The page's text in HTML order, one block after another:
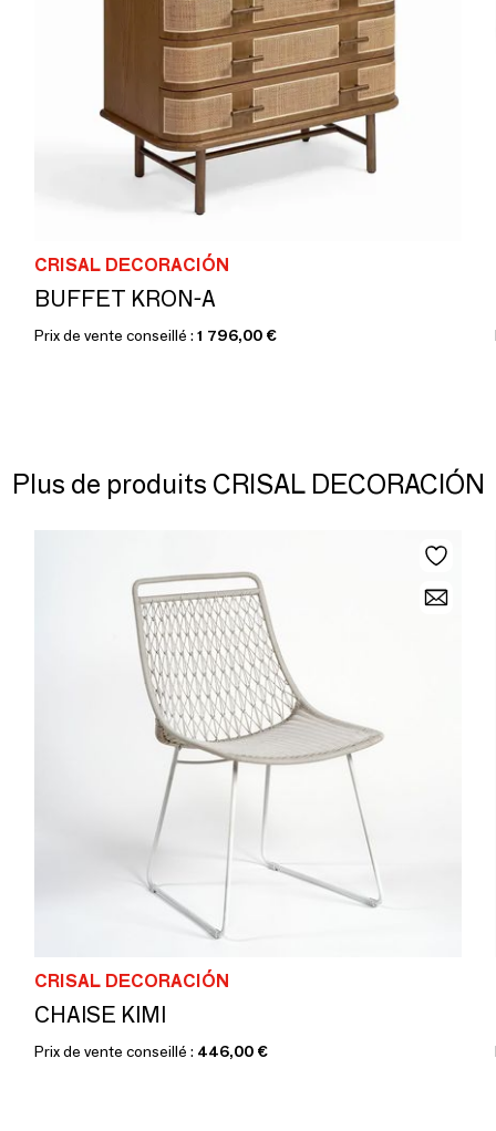
CRISAL DECORACIÓN
BUFFET KRON-A
Prix de vente conseillé : 1 796,00 €
Plus de produits CRISAL DECORACIÓN
CRISAL DECORACIÓN
CHAISE KIMI
Prix de vente conseillé : 446,00 €